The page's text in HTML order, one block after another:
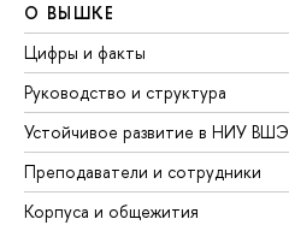
О ВЫШКЕ
Цифры и факты
Руководство и структура
Устойчивое развитие в НИУ ВШЭ
Преподаватели и сотрудники
Корпуса и общежития